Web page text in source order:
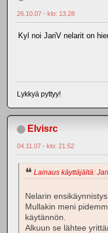
26.10.07 - klo: 13.28
Kyl noi JariV nelarit on
Lykkyä pyttyy!
Elvisrc
04.11.07 - klo: 21.52
Lainaus käyttäjältä:
Nelarin
Mullakin meni
käytännön.
Alkuun se lähtee